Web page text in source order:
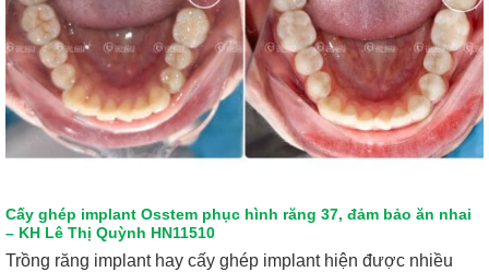
Cấy ghép implant Osstem phục hình răng 37, đảm bảo ăn nhai
– KH Lê Thị Quỳnh HN11510
Trồng răng implant hay cấy ghép implant hiện được nhiều